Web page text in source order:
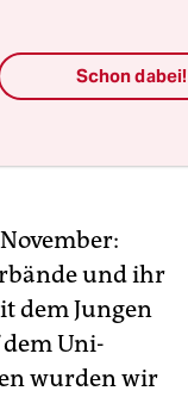
und ihr
dem Jungen
Uni-
wurden wir
Schon dabei!